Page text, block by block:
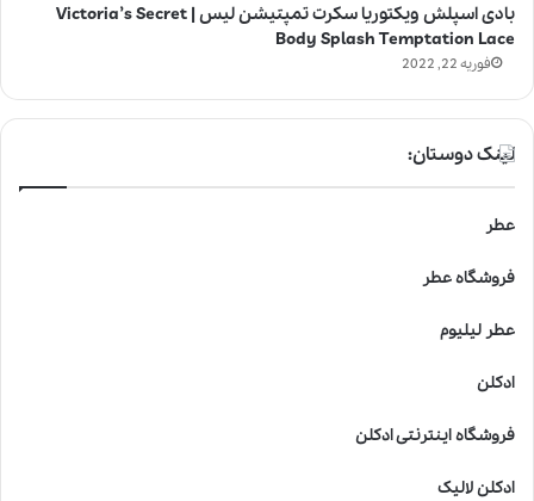
بادی اسپلش ویکتوریا سکرت تمپتیشن لیس | Victoria’s Secret
Body Splash Temptation Lace
فوریه 22, 2022
لینک دوستان:
عطر
فروشگاه عطر
عطر لیلیوم
ادکلن
فروشگاه اینترنتی ادکلن
ادکلن لالیک